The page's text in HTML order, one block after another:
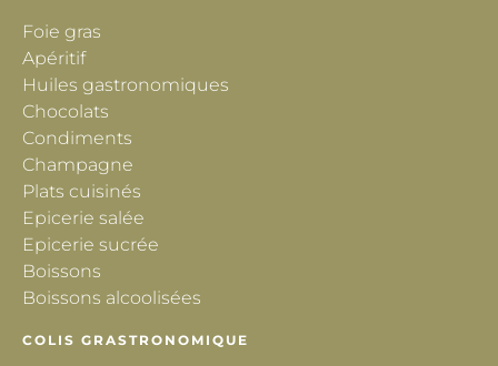
Foie gras
Apéritif
Huiles gastronomiques
Chocolats
Condiments
Champagne
Plats cuisinés
Epicerie salée
Epicerie sucrée
Boissons
Boissons alcoolisées
COLIS GRASTRONOMIQUE